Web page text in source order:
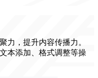
力，提升内容传播力。
本添加、格式调整等操